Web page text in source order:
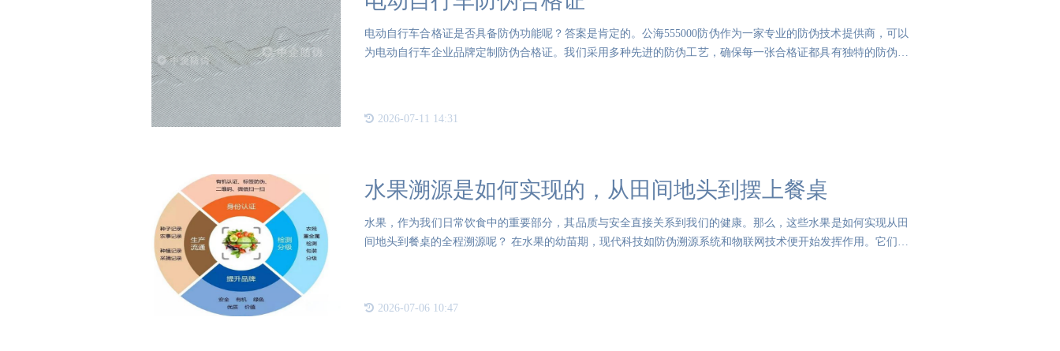
电动自行车合格证是否具备防伪功能呢？答案是肯定的。公海555000防伪作为一家专业的防伪技术提供商，可以
为电动自行车企业品牌定制防伪合格证。我们采用多种先进的防伪工艺，确保每一张合格证都具有独特的防伪特
2026-07-11 14:31
水果溯源是如何实现的，从田间地头到摆上餐桌
水果，作为我们日常饮食中的重要部分，其品质与安全直接关系到我们的健康。那么，这些水果是如何实现从田
间地头到餐桌的全程溯源呢？ 在水果的幼苗期，现代科技如防伪溯源系统和物联网技术便开始发挥作用。它们能
2026-07-06 10:47